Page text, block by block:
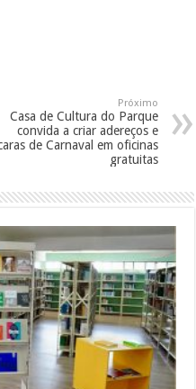
Próximo
Casa de Cultura do Parque
convida a criar adereços e
de Carnaval em oficinas
gratuitas